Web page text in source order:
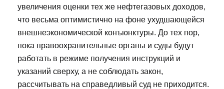
увеличения оценки тех же нефтегазовых доходов,
что весьма оптимистично на фоне ухудшающейся
внешнеэкономической конъюнктуры. До тех пор,
пока правоохранительные органы и суды будут
работать в режиме получения инструкций и
указаний сверху, а не соблюдать закон,
рассчитывать на справедливый суд не приходится.